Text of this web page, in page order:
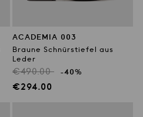
ACADEMIA 003
Braune Schnürstiefel aus
Leder
Regulärer
Preis
€490.00 -40%
Verkaufspreis
€294.00